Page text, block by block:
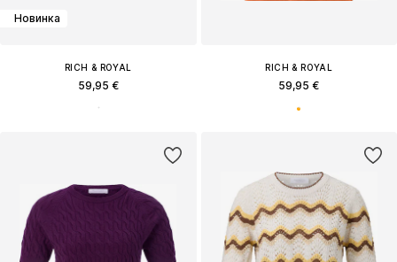
Новинка
RICH & ROYAL
59,95 €
RICH & ROYAL
59,95 €